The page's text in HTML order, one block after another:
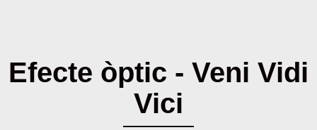
Efecte òptic - Veni Vidi
Vici